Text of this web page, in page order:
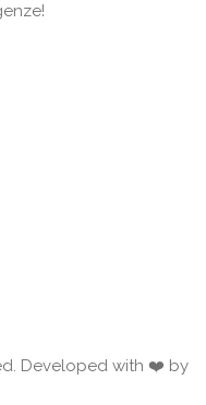
Developed with ❤️ by